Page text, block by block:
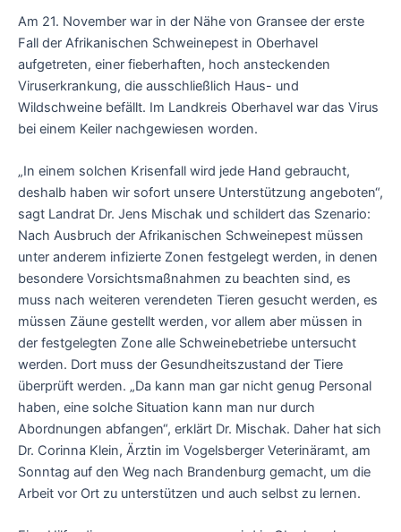
Am 21. November war in der Nähe von Gransee der erste
Fall der Afrikanischen Schweinepest in Oberhavel
aufgetreten, einer fieberhaften, hoch ansteckenden
Viruserkrankung, die ausschließlich Haus- und
Wildschweine befällt. Im Landkreis Oberhavel war das Virus
bei einem Keiler nachgewiesen worden.
„In einem solchen Krisenfall wird jede Hand gebraucht,
deshalb haben wir sofort unsere Unterstützung angeboten“,
sagt Landrat Dr. Jens Mischak und schildert das Szenario:
Nach Ausbruch der Afrikanischen Schweinepest müssen
unter anderem infizierte Zonen festgelegt werden, in denen
besondere Vorsichtsmaßnahmen zu beachten sind, es
muss nach weiteren verendeten Tieren gesucht werden, es
müssen Zäune gestellt werden, vor allem aber müssen in
der festgelegten Zone alle Schweinebetriebe untersucht
werden. Dort muss der Gesundheitszustand der Tiere
überprüft werden. „Da kann man gar nicht genug Personal
haben, eine solche Situation kann man nur durch
Abordnungen abfangen“, erklärt Dr. Mischak. Daher hat sich
Dr. Corinna Klein, Ärztin im Vogelsberger Veterinäramt, am
Sonntag auf den Weg nach Brandenburg gemacht, um die
Arbeit vor Ort zu unterstützen und auch selbst zu lernen.